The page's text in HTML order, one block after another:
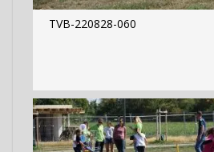
TVB-220828-060